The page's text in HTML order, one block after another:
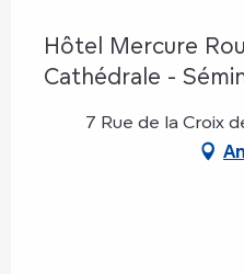
Hôtel Mercure
Cathédrale -
7 Rue de la Croix